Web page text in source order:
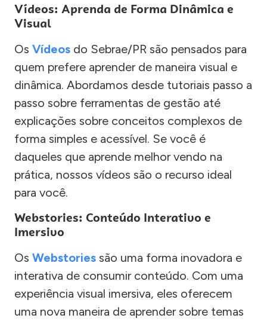
Vídeos: Aprenda de Forma Dinâmica e
Visual
Os Vídeos do Sebrae/PR são pensados para
quem prefere aprender de maneira visual e
dinâmica. Abordamos desde tutoriais passo a
passo sobre ferramentas de gestão até
explicações sobre conceitos complexos de
forma simples e acessível. Se você é
daqueles que aprende melhor vendo na
prática, nossos vídeos são o recurso ideal
para você.
Webstories: Conteúdo Interativo e
Imersivo
Os Webstories são uma forma inovadora e
interativa de consumir conteúdo. Com uma
experiência visual imersiva, eles oferecem
uma nova maneira de aprender sobre temas